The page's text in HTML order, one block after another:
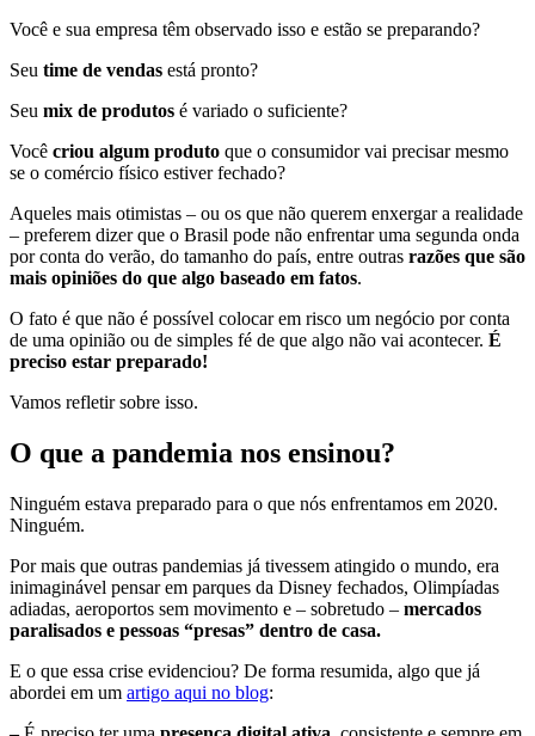
Você e sua empresa têm observado isso e estão se preparando?
Seu time de vendas está pronto?
Seu mix de produtos é variado o suficiente?
Você criou algum produto que o consumidor vai precisar mesmo
se o comércio físico estiver fechado?
Aqueles mais otimistas – ou os que não querem enxergar a realidade
– preferem dizer que o Brasil pode não enfrentar uma segunda onda
por conta do verão, do tamanho do país, entre outras razões que são
mais opiniões do que algo baseado em fatos.
O fato é que não é possível colocar em risco um negócio por conta
de uma opinião ou de simples fé de que algo não vai acontecer. É
preciso estar preparado!
Vamos refletir sobre isso.
O que a pandemia nos ensinou?
Ninguém estava preparado para o que nós enfrentamos em 2020.
Ninguém.
Por mais que outras pandemias já tivessem atingido o mundo, era
inimaginável pensar em parques da Disney fechados, Olimpíadas
adiadas, aeroportos sem movimento e – sobretudo – mercados
paralisados e pessoas “presas” dentro de casa.
E o que essa crise evidenciou? De forma resumida, algo que já
abordei em um artigo aqui no blog: